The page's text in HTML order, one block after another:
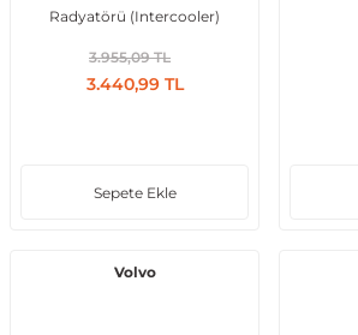
Radyatörü (Intercooler)
3.955,09 TL
3.440,99 TL
Sepete Ekle
Volvo